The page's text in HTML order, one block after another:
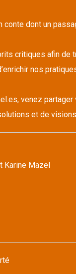
conte dont un
critiques afin de
nos
venez
et de
Karine Mazel